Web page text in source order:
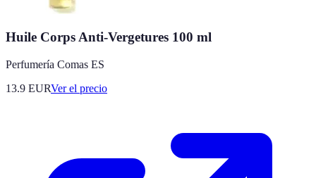
Huile Corps Anti-Vergetures 100 ml
Perfumería Comas ES
13.9 EURVer el precio